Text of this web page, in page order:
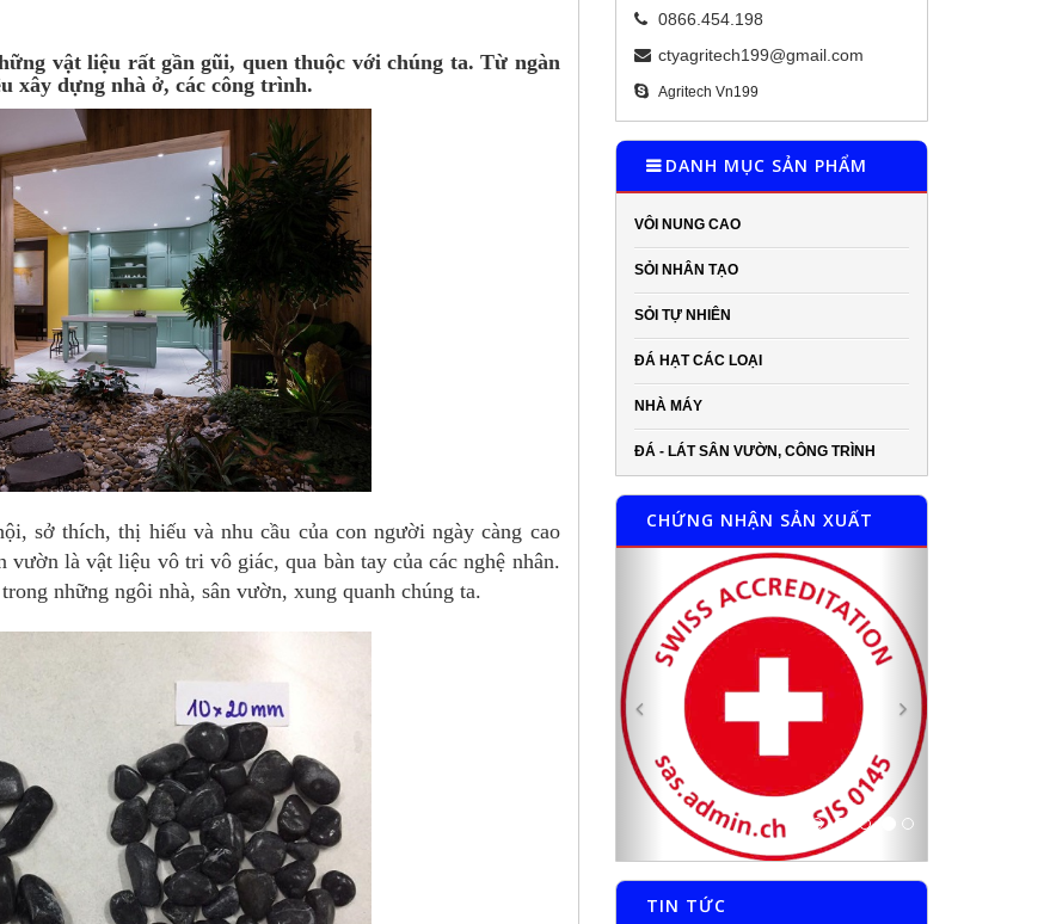
vật liệu rất gần gũi, quen thuộc với chúng ta. Từ ngàn
xây dựng nhà ở, các công trình.
sở thích, thị hiếu và nhu cầu của con người ngày càng cao
là vật liệu vô tri vô giác, qua bàn tay của các nghệ nhân.
những ngôi nhà, sân vườn, xung quanh chúng ta.
0866.454.198
ctyagritech199@gmail.com
Agritech Vn199
DANH MỤC SẢN PHẨM
VÔI NUNG CAO
SỎI NHÂN TẠO
SỎI TỰ NHIÊN
ĐÁ HẠT CÁC LOẠI
NHÀ MÁY
ĐÁ - LÁT SÂN VƯỜN, CÔNG TRÌNH
CHỨNG NHẬN SẢN XUẤT
TIN TỨC